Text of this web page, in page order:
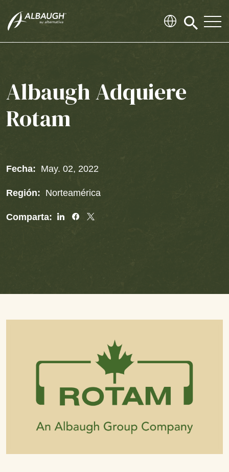
Click
search
Albaugh Adquiere
Rotam
Fecha: May. 02, 2022
Región: Norteamérica
Comparta: ShareShareShare